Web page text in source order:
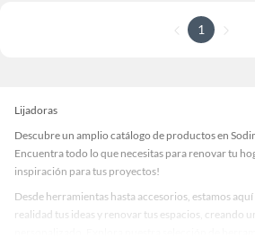
1
Lijadoras
Descubre un amplio catálogo de productos en
Encuentra todo lo que necesitas para renovar tu
inspiración para tus proyectos!
Desde herramientas hasta accesorios, estamos
realidad tus ideas y renovar tus espacios, creando